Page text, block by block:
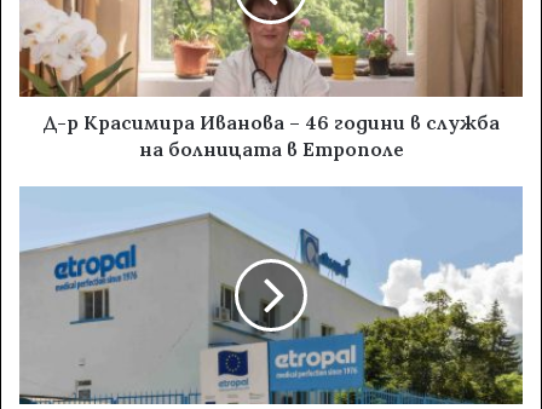
Д-р Красимира Иванова – 46 години в служба
на болницата в Етрополе